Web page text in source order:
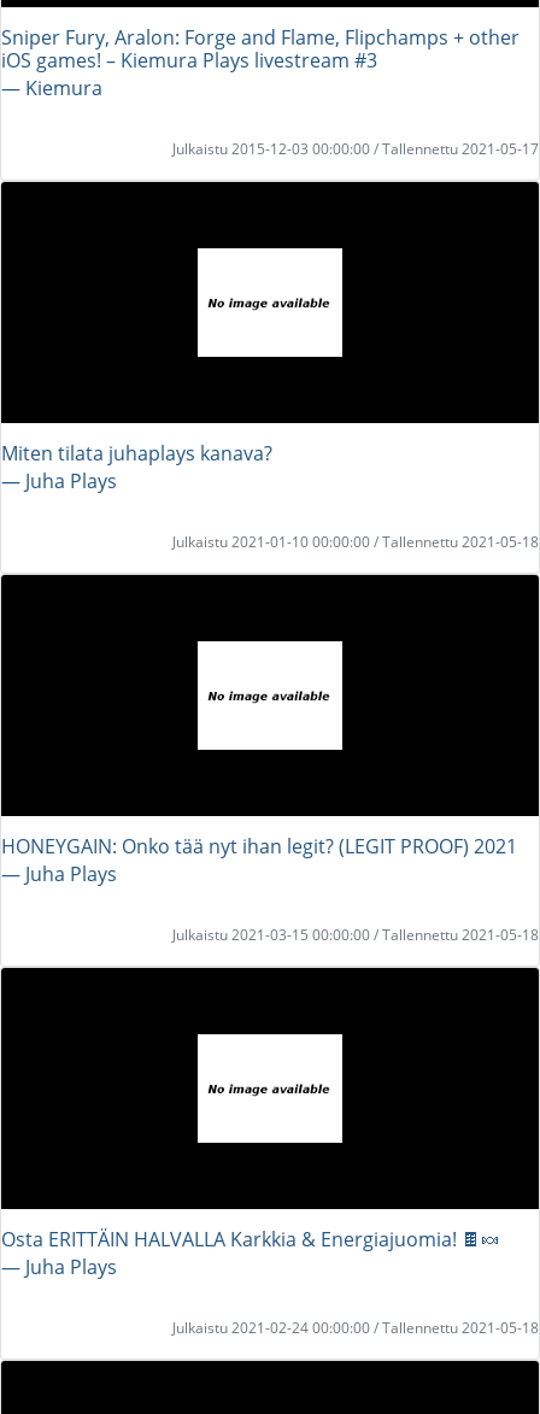
Sniper Fury, Aralon: Forge and Flame, Flipchamps + other
iOS games! – Kiemura Plays livestream #3
― Kiemura
Julkaistu 2015-12-03 00:00:00 / Tallennettu 2021-05-17
Miten tilata juhaplays kanava?
― Juha Plays
Julkaistu 2021-01-10 00:00:00 / Tallennettu 2021-05-18
HONEYGAIN: Onko tää nyt ihan legit? (LEGIT PROOF) 2021
― Juha Plays
Julkaistu 2021-03-15 00:00:00 / Tallennettu 2021-05-18
Osta ERITTÄIN HALVALLA Karkkia & Energiajuomia! 🍫🍬
― Juha Plays
Julkaistu 2021-02-24 00:00:00 / Tallennettu 2021-05-18